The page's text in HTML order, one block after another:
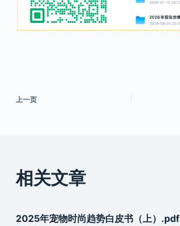
上一页
相关文章
2025年宠物时尚趋势白皮书（上）.pdf